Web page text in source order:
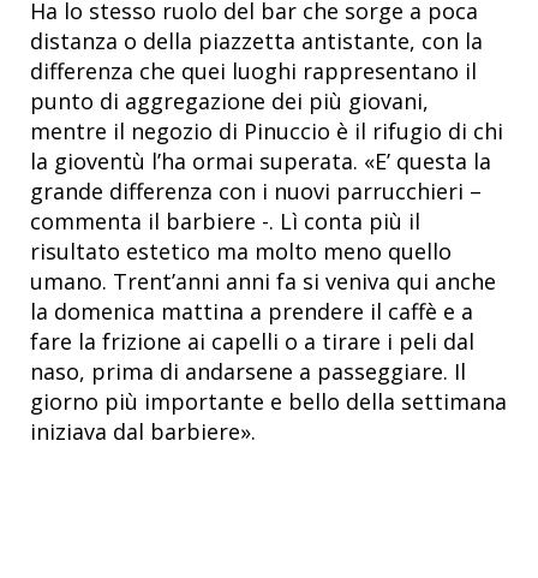
Ha lo stesso ruolo del bar che sorge a poca
distanza o della piazzetta antistante, con la
differenza che quei luoghi rappresentano il
punto di aggregazione dei più giovani,
mentre il negozio di Pinuccio è il rifugio di chi
la gioventù l’ha ormai superata. «E’ questa la
grande differenza con i nuovi parrucchieri –
commenta il barbiere -. Lì conta più il
risultato estetico ma molto meno quello
umano. Trent’anni anni fa si veniva qui anche
la domenica mattina a prendere il caffè e a
fare la frizione ai capelli o a tirare i peli dal
naso, prima di andarsene a passeggiare. Il
giorno più importante e bello della settimana
iniziava dal barbiere».